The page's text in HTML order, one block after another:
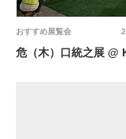
おすすめ展覧会
危（木）口統之展 @